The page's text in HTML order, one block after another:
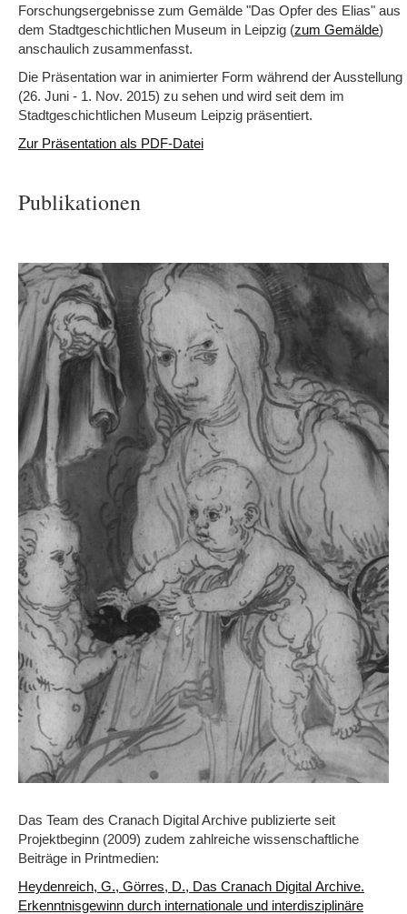
Forschungsergebnisse zum Gemälde "Das Opfer des Elias" aus
dem Stadtgeschichtlichen Museum in Leipzig (zum Gemälde)
anschaulich zusammenfasst.
Die Präsentation war in animierter Form während der Ausstellung
(26. Juni - 1. Nov. 2015) zu sehen und wird seit dem im
Stadtgeschichtlichen Museum Leipzig präsentiert.
Zur Präsentation als PDF-Datei
Publikationen
Das Team des Cranach Digital Archive publizierte seit
Projektbeginn (2009) zudem zahlreiche wissenschaftliche
Beiträge in Printmedien:
Heydenreich, G., Görres, D., Das Cranach Digital Archive.
Erkenntnisgewinn durch internationale und interdisziplinäre